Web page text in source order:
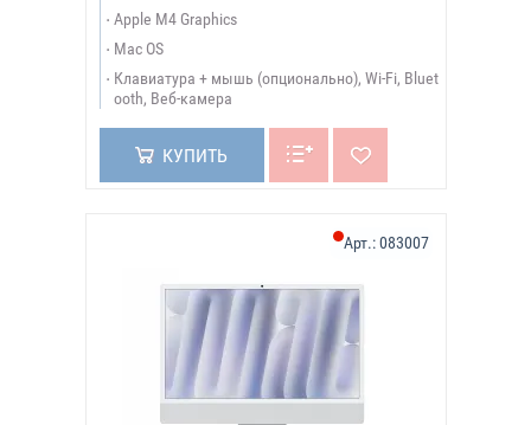
Apple M4 Graphics
Mac OS
Клавиатура + мышь (опционально), Wi-Fi, Bluet
ooth, Веб-камера
КУПИТЬ
Арт.:083007